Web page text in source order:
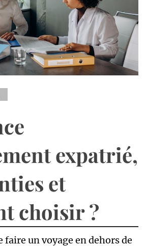
expatrié,
et
choisir ?
faire un voyage en dehors de